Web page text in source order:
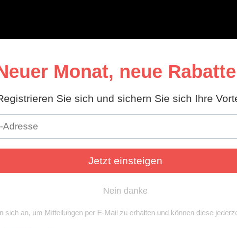
Mini Workshop Bohren Über uns
MMS-1
Mini-
12,00 € Excl. VAT